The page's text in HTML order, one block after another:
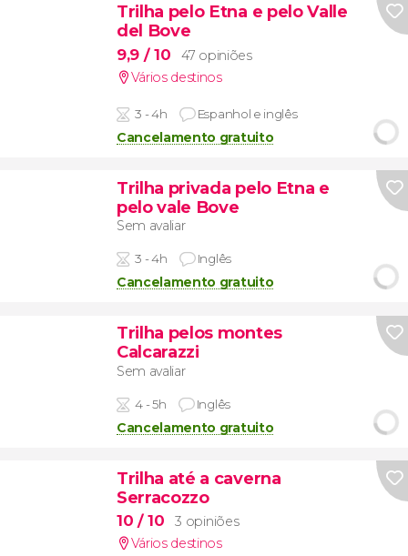
Trilha pelo Etna e pelo Valle
del Bove
9,9 / 10
47 opiniões
Vários destinos
3 - 4h Espanhol e inglês
Cancelamento gratuito
Trilha privada pelo Etna e
pelo vale Bove
Sem avaliar
3 - 4h Inglês
Cancelamento gratuito
Trilha pelos montes
Calcarazzi
Sem avaliar
4 - 5h Inglês
Cancelamento gratuito
Trilha até a caverna
Serracozzo
10 / 10
3 opiniões
Vários destinos